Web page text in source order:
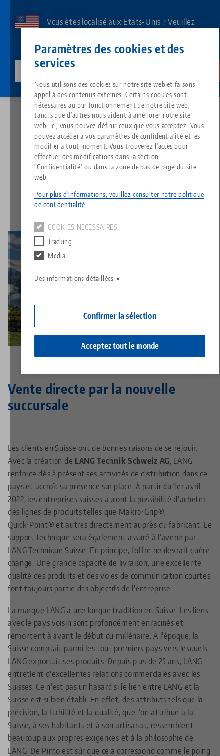
Paramètres des cookies et des
services
Nous utilisons des cookies sur notre site web et faisons
appel à des contenus externes. Certains cookies sont
nécessaires au pur fonctionnement de notre site web,
tandis que d'autres nous aident à améliorer notre site
web. Ici, vous pouvez définir ceux que vous acceptez. Vous
pouvez accéder à vos paramètres de confidentialité et les
modifier à tout moment. Vous trouverez l'accès pour
effectuer des modifications dans la section
"Confidentialité" ou dans la zone de bas de page du site
web.
Pour plus d'informations, veuillez consulter notre politique
de confidentialité
COOKIES NÉCESSAIRES
Tracking
Media
Des informations détaillées
Confirmer la sélection
Acceptez tout le monde
contenu
Vous êtes localisé aux États-Unis ? Veuillez
spécifique à votre pays.
Tout d'une seule source
Technologie de serrage à
Technologie de serrage des
Groupe de produits
Types de produits
Aperçu des produits
À propos de LANG
Philosophie
Innovations
Téléchargements
FAQ
Commande de catalogue
Blog
Actualités
Salons professionnels
Produits assortis
Désolé. Nous n'avons pu trouver aucun résultat.
Vers l'aperçu des produits
Services
Quicklinks
Téléchargements
Downloads
Contact
Breadcrumb
Un "Salut" chaleureux de
LANG Suisse !
04.04.2022 — Communiqué de presse
Retour aux Nouvelles
Vente directe par la nouvelle
succursale
Les clients en Suisse ont de bonnes raisons de se réjouir.
Avec la création de LANG Technik Schweiz AG, LANG
renforce dès à présent ses activités de distribution dans ce
pays et accroît sa présence sur place. À partir du 1er avril
2022, les entreprises suisses auront la possibilité d'acheter
des lignes de produits telles que Makro•Grip®,
Quick•Point® et autres directement auprès du fabricant. Le
support technique sera également assuré à l'avenir par
LANG Technique Suisse. En principe, l’offre ne devrait guère
change. Une grande capacité de livraison, une excellente
qualité des produits et des voies de communication courtes
font toujours partie des objectifs de l'entreprise.
La marque LANG a une longue tradition en Suisse. Les liens
avec le pays voisin sont profondément enracinés et
remontent à avant le début du millénaire. À l'époque, la
Suisse comptait parmi les tout premiers pays vers lesquels
LANG exportait ses produits. Depuis plus de 25 ans, LANG
entretient d'excellentes relations commerciales avec les
Suisses. Ce n'est pas un hasard si le lien entre LANG et la
Suisse est si bien établi. En effet, des attributs tels que la
précision, la fiabilité et la qualité, que l'on attribue à la
Suisse, à ses habitants et à son artisanat, ressemblent
beaucoup aux propres exigences et à la philosophie de
LANG. De Pinto est sûr que cela correspond comme le poing